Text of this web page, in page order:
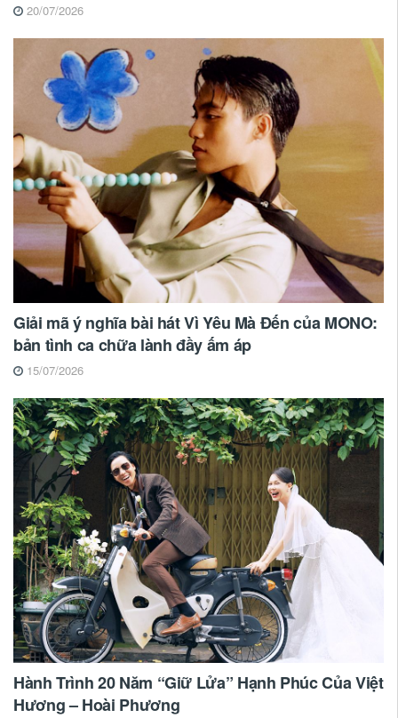
20/07/2026
Giải mã ý nghĩa bài hát Vì Yêu Mà Đến của MONO:
bản tình ca chữa lành đầy ấm áp
15/07/2026
Hành Trình 20 Năm “Giữ Lửa” Hạnh Phúc Của Việt
Hương – Hoài Phương